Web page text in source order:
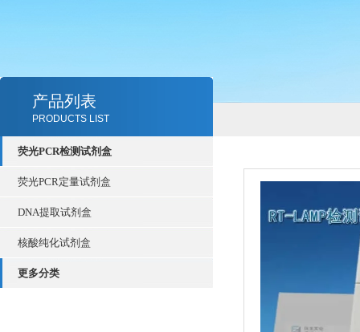
产品列表
PRODUCTS LIST
荧光PCR检测试剂盒
荧光PCR定量试剂盒
DNA提取试剂盒
核酸纯化试剂盒
更多分类